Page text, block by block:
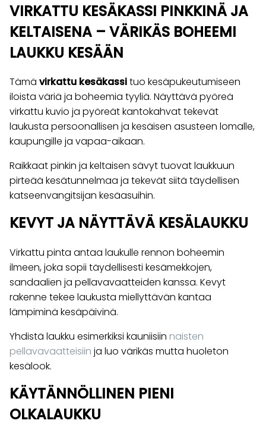
VIRKATTU KESÄKASSI PINKKINÄ JA
KELTAISENA – VÄRIKÄS BOHEEMI
LAUKKU KESÄÄN
Tämä virkattu kesäkassituo kesäpukeutumiseen
iloista väriä ja boheemia tyyliä. Näyttävä pyöreä
virkattu kuvio ja pyöreät kantokahvat tekevät
laukusta persoonallisen ja kesäisen asusteen lomalle,
kaupungille ja vapaa-aikaan.
Raikkaat pinkin ja keltaisen sävyt tuovat laukkuun
pirteää kesätunnelmaa ja tekevät siitä täydellisen
katseenvangitsijan kesäasuihin.
KEVYT JA NÄYTTÄVÄ KESÄLAUKKU
Virkattu pinta antaa laukulle rennon boheemin
ilmeen, joka sopii täydellisesti kesämekkojen,
sandaalien ja pellavavaatteiden kanssa. Kevyt
rakenne tekee laukusta miellyttävän kantaa
lämpiminä kesäpäivinä.
Yhdistä laukku esimerkiksi kauniisiin naisten
pellavavaatteisiin ja luo värikäs mutta huoleton
kesälook.
KÄYTÄNNÖLLINEN PIENI
OLKALAUKKU